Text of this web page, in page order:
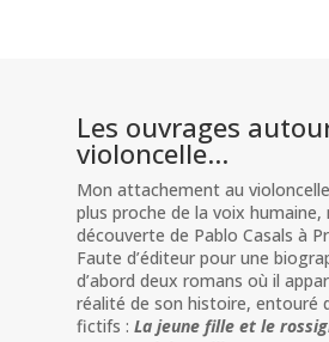
Les ouvrages
violoncelle…
Mon attachement au
plus proche de la voix
découverte de Pablo Casals à
Faute d’éditeur pour une
d’abord deux romans où il
réalité de son histoire, entouré
fictifs : La jeune fille et le